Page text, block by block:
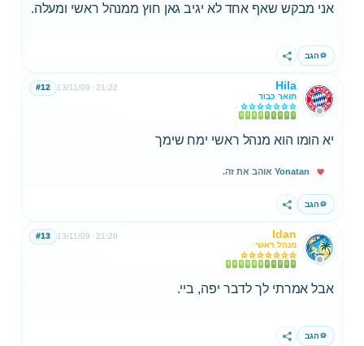
אני מבקש שאף אחד לא יגיב גאן חוץ ממנהל ראשי ומעלה.
הגב שתף
Hila
תואר כבוד
13/11/09 21:22
#12
יא הומו הוא מנהל ראשי ימח שימך
Yonatan אוהב את זה.
הגב שתף
Idan
מנהל ראשי
13/11/09 21:29
#13
אבל אמרתי לך לדבר יפה, ביי.
הגב שתף